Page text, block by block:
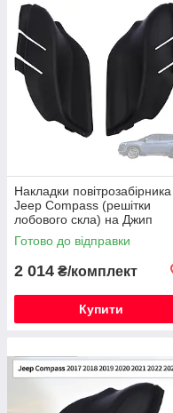
Накладки повітрозабірника
Jeep Compass (решітки
лобового скла) на Джип
Компас 2017-2023 комплект
Готово до відправки
2 014 ₴/комплект
Купити